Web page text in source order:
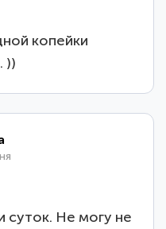
копейки
))
суток. Не могу не